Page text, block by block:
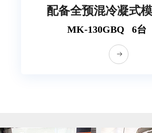
配备全预混冷凝式
뀠
MK-130GBQ 6台